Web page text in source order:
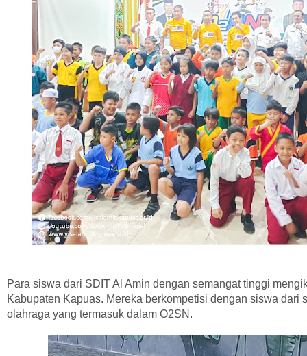
Para siswa dari SDIT Al Amin dengan semangat tinggi
Kabupaten Kapuas. Mereka berkompetisi dengan siswa
olahraga yang termasuk dalam O2SN.